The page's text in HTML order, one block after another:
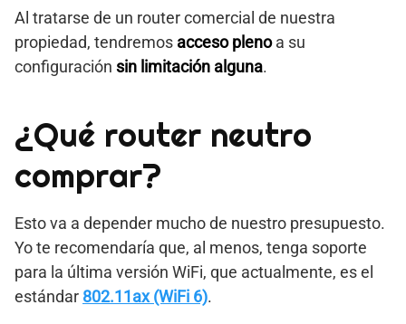
Al tratarse de un router comercial de nuestra
propiedad, tendremos acceso plenoa su
configuración sin limitación alguna.
¿Qué router neutro
comprar?
Esto va a depender mucho de nuestro presupuesto.
Yo te recomendaría que, al menos, tenga soporte
para la última versión WiFi, que actualmente, es el
estándar 802.11ax (WiFi 6).